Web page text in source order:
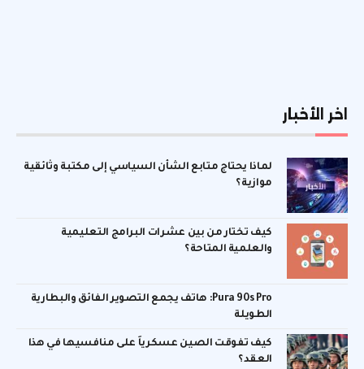
اخر الأخبار
لماذا يحتاج متابع الشأن السياسي إلى مكتبة وثائقية
موازية؟
كيف تختار من بين عشرات البرامج التعليمية
والعلمية المتاحة؟
Pura 90s Pro: هاتف يجمع التصوير الفائق والبطارية
الطويلة
كيف تفوقت الصين عسكرياً على منافسيها في هذا
العقد؟